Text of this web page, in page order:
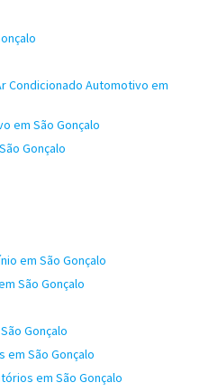
Condicionado Automotivo em
em São Gonçalo
Gonçalo
em São Gonçalo
São Gonçalo
Gonçalo
São Gonçalo
em São Gonçalo